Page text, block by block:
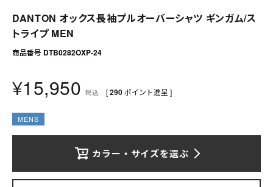
プライバシーポリシー
お問い合わせ
DANTON オックス長袖プルオーバーシャツ ギンガム/ス
トライプ MEN
商品番号 DTB0282OXP-24
¥15,950 税込 [290ポイント進呈 ]
MENS
カラー・サイズを選ぶ